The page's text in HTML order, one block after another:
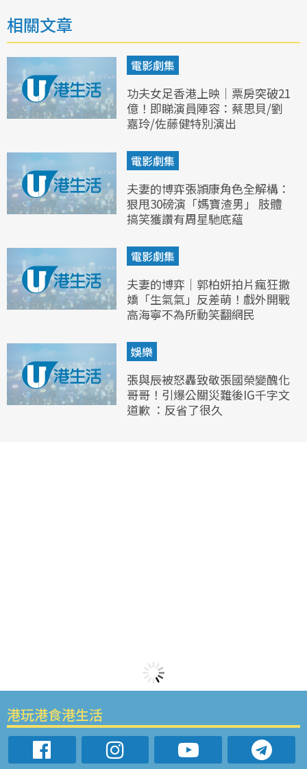
相關文章
電影劇集
功夫女足香港上映｜票房突破21
億！即睇演員陣容：蔡思貝/劉
嘉玲/佐藤健特別演出
電影劇集
夫妻的博弈張頴康角色全解構：
狠甩30磅演「媽寶渣男」 肢體
搞笑獲讚有周星馳底蘊
電影劇集
夫妻的博弈｜郭柏妍拍片瘋狂撒
嬌「生氣氣」反差萌！戲外開戰
高海寧不為所動笑翻網民
娛樂
張與辰被怒轟致敬張國榮變醜化
哥哥！引爆公關災難後IG千字文
道歉 ：反省了很久
港玩港食港生活